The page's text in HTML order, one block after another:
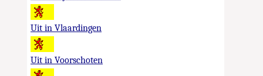
Uit in Vlaardingen
Uit in Voorschoten